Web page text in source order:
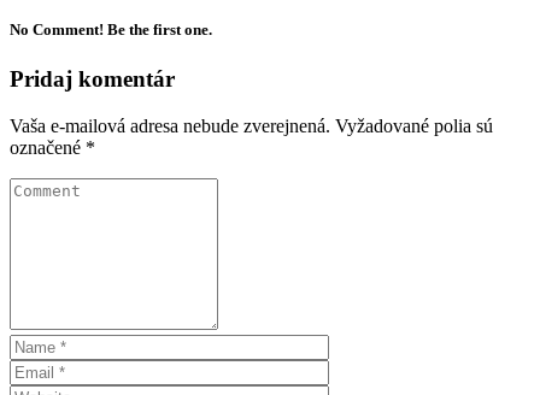
No Comment! Be the first one.
Pridaj komentár
Vaša e-mailová adresa nebude zverejnená. Vyžadované polia sú
označené *